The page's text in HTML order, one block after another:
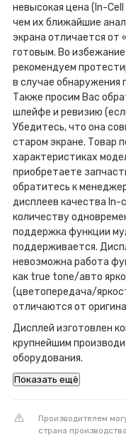
невысокая цена (In-
чем их ближайшие
экрана отличается от
готовым. Во
рекомендуем
в случае обнаружения
Также просим Вас
шлейфе и ревизию
Убедитесь, что она
старом экране. Товар
характеристиках
приобретаете
обратитесь к
дисплеев качества In-
количеству
поддержка функции
поддерживается.
невозможна работа
как true tone/авто
(цветопередача/
отличаются от
Дисплей изготовлен
крупнейшим
оборудования.
Показать ещё
Производителем
страна